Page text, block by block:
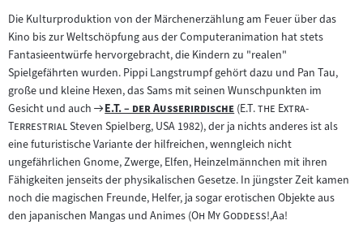
Die Kulturproduktion von der Märchenerzählung am Feuer über das
Kino bis zur Weltschöpfung aus der Computeranimation hat stets
Fantasieentwürfe hervorgebracht, die Kindern zu "realen"
Spielgefährten wurden. Pippi Langstrumpf gehört dazu und Pan Tau,
große und kleine Hexen, das Sams mit seinen Wunschpunkten im
Gesicht und auch
Zum
Filmarchiv:
"
E.T. – der Außerirdische"("E.T. the Extra-
Terrestrial"Steven Spielberg, USA 1982), der ja nichts anderes ist als
eine futuristische Variante der hilfreichen, wenngleich nicht
ungefährlichen Gnome, Zwerge, Elfen, Heinzelmännchen mit ihren
Fähigkeiten jenseits der physikalischen Gesetze. In jüngster Zeit kamen
noch die magischen Freunde, Helfer, ja sogar erotischen Objekte aus
den japanischen Mangas und Animes ("Oh My Goddess!,"Aa!